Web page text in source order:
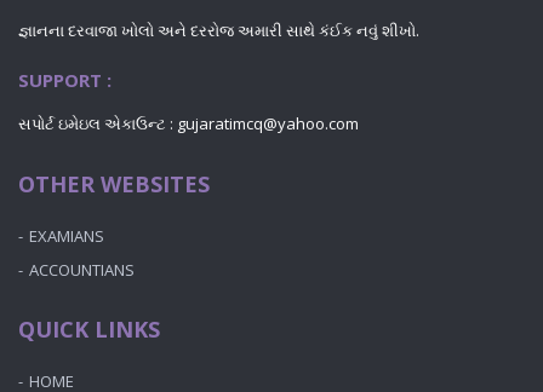
જ્ઞાનના દરવાજા ખોલો અને દરરોજ અમારી સાથે કંઈક નવું શીખો.
SUPPORT :
સપોર્ટ ઇમેઇલ એકાઉન્ટ : gujaratimcq@yahoo.com
OTHER WEBSITES
EXAMIANS
ACCOUNTIANS
QUICK LINKS
HOME